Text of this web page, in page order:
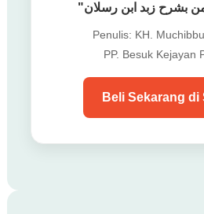
بشرح زبد ابن رسلان"
Penulis: KH.
PP. Besuk Kejayan
Beli Sekarang di